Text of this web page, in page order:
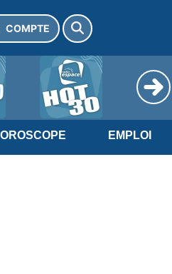
COMPTE
EMPLOI